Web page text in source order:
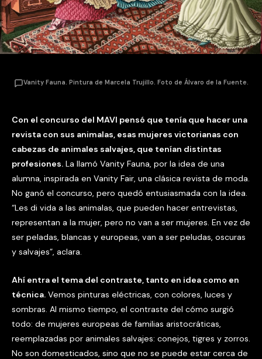
Vanity Fauna. Pintura de Marcela Trujillo. Foto de Álvaro de la Fuente.
Con el concurso del MAVI pensó que tenía que hacer una
revista con sus animalas, esas mujeres victorianas con
cabezas de animales salvajes, que tenían distintas
profesiones. La llamó Vanity Fauna, por la idea de una
alumna, inspirada en Vanity Fair, una clásica revista de moda.
No ganó el concurso, pero quedó entusiasmada con la idea.
“Les di vida a las animalas, que pueden hacer entrevistas,
representan a la mujer, pero no van a ser mujeres. En vez de
ser peladas, blancas y europeas, van a ser peludas, oscuras
y salvajes”, aclara.
Ahí entra el tema del contraste, tanto en idea como en
técnica. Vemos pinturas eléctricas, con colores, luces y
sombras. Al mismo tiempo, el contraste del cómo surgió
todo: de mujeres europeas de familias aristocráticas,
reemplazadas por animales salvajes: conejos, tigres y zorros.
No son domesticados, sino que no se puede estar cerca de